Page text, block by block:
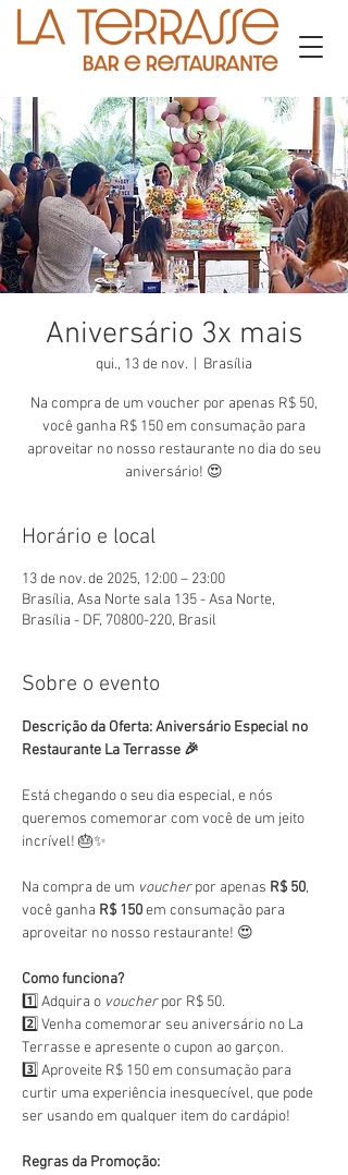
Aniversário 3x mais
qui., 13 de nov. Brasília
Na compra de um voucher por apenas R$ 50,
você ganha R$ 150 em consumação para
aproveitar no nosso restaurante no dia do seu
aniversário! 😍
Horário e local
13 de nov. de 2025, 12:00 – 23:00
Brasília, Asa Norte sala 135 - Asa Norte,
Brasília - DF, 70800-220, Brasil
Sobre o evento
Descrição da Oferta: Aniversário Especial no
Restaurante La Terrasse 🎉
Está chegando o seu dia especial, e nós
queremos comemorar com você de um jeito
incrível! 🎂✨
Na compra de um voucher por apenas R$ 50,
você ganha R$ 150 em consumação para
aproveitar no nosso restaurante! 😍
Como funciona?
1️⃣ Adquira o voucher por R$ 50.
2️⃣ Venha comemorar seu aniversário no La
Terrasse e apresente o cupon ao garçon.
3️⃣ Aproveite R$ 150 em consumação para
curtir uma experiência inesquecível, que pode
ser usando em qualquer item do cardápio!
Regras da Promoção: